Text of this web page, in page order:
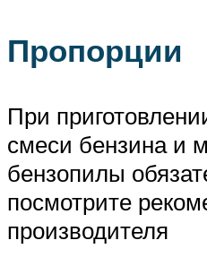
Пропорции
При
смеси бензина и
бензопилы
посмотрите
производителя